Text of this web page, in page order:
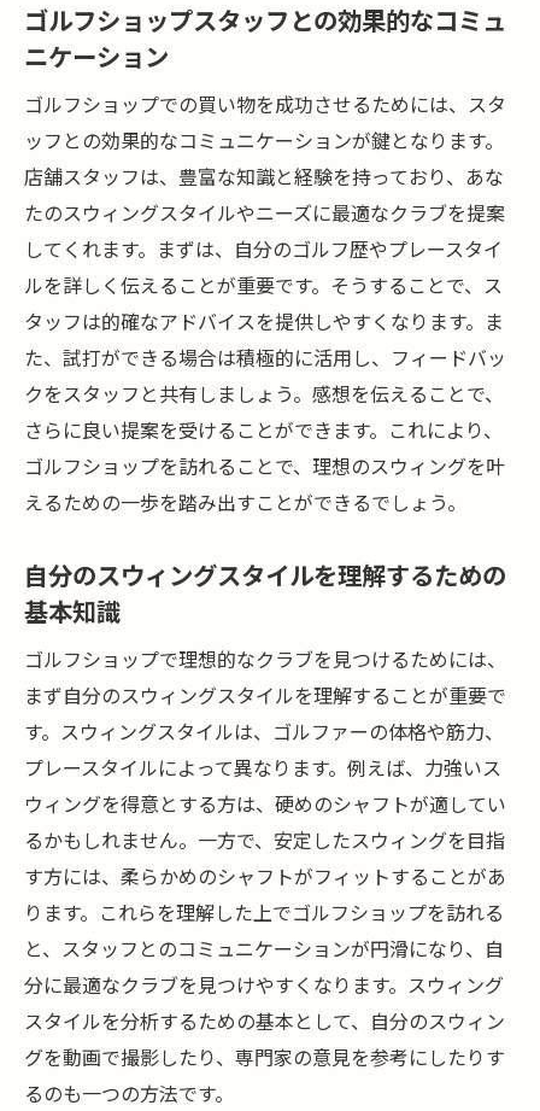
フィッティング技術の進化とそのメリット
スイング解析システムの紹介と活用法
デジタルフィッティングの流れとポイント
プロによるフィッティングアドバイスの重
要性
ゴルフショップのフィッティングルーム体
験レポート
フィッティング後のクラブ選びのポイント
ゴルフショップでのクラブ選びがスウィングを
変える
クラブ選びがスウィングに与える影響とは
初心者が注意すべきクラブ選びのポイント
スウィングの悩みを解決するためのクラブ
クラブ選びでスウィングが改善できる理由
ゴルフショップの専門家が教えるクラブ選
びのコツ
クラブ調整でスウィングが劇的に変わる事
例
あなたのプレースタイルに寄り添うゴルフショ
ップの魅力
プレースタイル別に選ぶゴルフショップの
ゴルフショップで手に入るオーダーメイド
クラブの魅力
スウィング特性に合ったアクセサリー選び
ゴルフショップでのパーソナライズサービ
スの活用法
ゴルフショップスタッフとの効果的なコミュ
ニケーション
ゴルフショップでの買い物を成功させるためには、スタ
ッフとの効果的なコミュニケーションが鍵となります。
店舗スタッフは、豊富な知識と経験を持っており、あな
たのスウィングスタイルやニーズに最適なクラブを提案
してくれます。まずは、自分のゴルフ歴やプレースタイ
ルを詳しく伝えることが重要です。そうすることで、ス
タッフは的確なアドバイスを提供しやすくなります。ま
た、試打ができる場合は積極的に活用し、フィードバッ
クをスタッフと共有しましょう。感想を伝えることで、
さらに良い提案を受けることができます。これにより、
ゴルフショップを訪れることで、理想のスウィングを叶
えるための一歩を踏み出すことができるでしょう。
自分のスウィングスタイルを理解するための
基本知識
ゴルフショップで理想的なクラブを見つけるためには、
まず自分のスウィングスタイルを理解することが重要で
す。スウィングスタイルは、ゴルファーの体格や筋力、
プレースタイルによって異なります。例えば、力強いス
ウィングを得意とする方は、硬めのシャフトが適してい
るかもしれません。一方で、安定したスウィングを目指
す方には、柔らかめのシャフトがフィットすることがあ
ります。これらを理解した上でゴルフショップを訪れる
と、スタッフとのコミュニケーションが円滑になり、自
分に最適なクラブを見つけやすくなります。スウィング
スタイルを分析するための基本として、自分のスウィン
グを動画で撮影したり、専門家の意見を参考にしたりす
るのも一つの方法です。